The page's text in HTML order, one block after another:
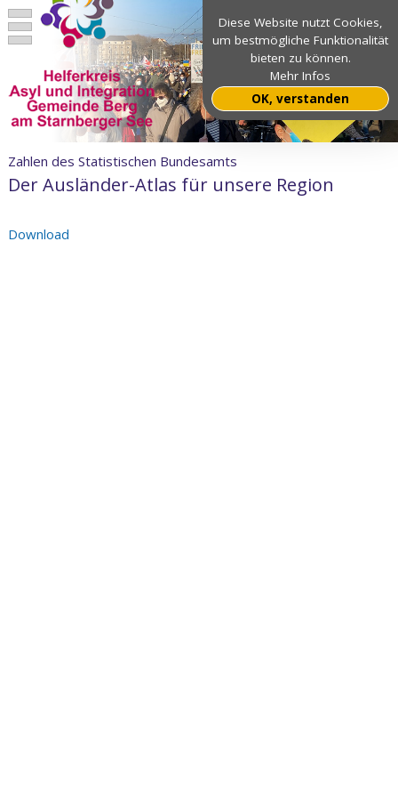
Zahlen des Statistischen Bundesamts
Der Ausländer-Atlas für unsere Region
Download
Diese Website nutzt Cookies,
um bestmögliche Funktionalität
bieten zu können.
Mehr Infos
OK, verstanden